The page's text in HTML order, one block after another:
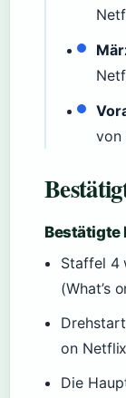
von
Bestätigte
Staffel 4
(What’s
on
Die